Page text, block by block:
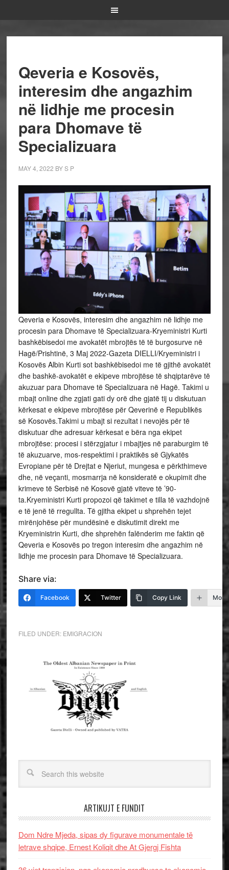
Qeveria e Kosovës,
interesim dhe angazhim
në lidhje me procesin
para Dhomave të
Specializuara
MAY 4, 2022 BYS P
Qeveria e Kosovës, interesim dhe angazhim në lidhje me
procesin para Dhomave të Specializuara-Kryeministri Kurti
bashkëbisedoi me avokatët mbrojtës të të burgosurve në
Hagë/Prishtinë, 3 Maj 2022-Gazeta DIELLI/Kryeministri i
Kosovës Albin Kurti sot bashkëbisedoi me të gjithë avokatët
dhe bashkë-avokatët e ekipeve mbrojtëse të shqiptarëve të
akuzuar para Dhomave të Specializuara në Hagë. Takimi u
mbajt online dhe zgjati gati dy orë dhe gjatë tij u diskutuan
kërkesat e ekipeve mbrojtëse për Qeverinë e Republikës
së Kosovës.Takimi u mbajt si rezultat i nevojës për të
diskutuar dhe adresuar kërkesat e bëra nga ekipet
mbrojtëse: procesi i stërzgjatur i mbajtjes në paraburgim të
të akuzuarve, mos-respektimi i praktikës së Gjykatës
Evropiane për të Drejtat e Njeriut, mungesa e përkthimeve
dhe, në veçanti, mosmarrja në konsideratë e okupimit dhe
krimeve të Serbisë në Kosovë gjatë viteve të ’90-
ta.Kryeministri Kurti propozoi që takimet e tilla të vazhdojnë
e të jenë të rregullta. Të gjitha ekipet u shprehën tejet
mirënjohëse për mundësinë e diskutimit direkt me
Kryeministrin Kurti, dhe shprehën falënderim me faktin që
Qeveria e Kosovës po tregon interesim dhe angazhim në
lidhje me procesin para Dhomave të Specializuara.
Share via:
Facebook Twitter Copy Link More
FILED UNDER: EMIGRACION
ARTIKUJT E FUNDIT
Dom Ndre Mjeda, sipas dy figurave monumentale të
letrave shqipe, Ernest Koliqit dhe At Gjergj Fishta